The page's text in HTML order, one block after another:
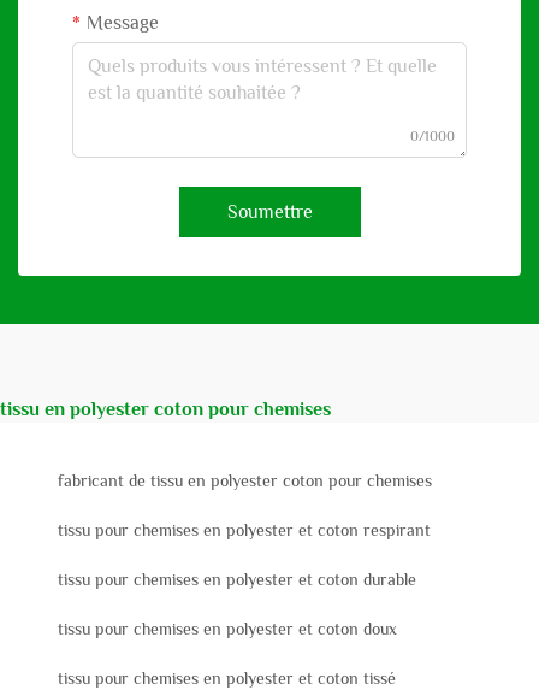
Message
0/1000
Soumettre
tissu en polyester coton pour chemises
fabricant de tissu en polyester coton pour chemises
tissu pour chemises en polyester et coton respirant
tissu pour chemises en polyester et coton durable
tissu pour chemises en polyester et coton doux
tissu pour chemises en polyester et coton tissé